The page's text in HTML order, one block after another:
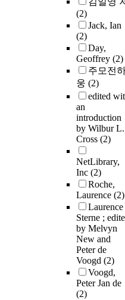
(2)
Jack, Ian
(2)
Day,
Geoffrey (2)
주모전
웅 (2)
edited
an
introduction
by Wilbur L.
Cross (2)
NetLibrary,
Inc (2)
Roche,
Laurence (2)
Laurence
Sterne ;
by Melvyn
New and
Peter de
Voogd (2)
Voogd,
Peter Jan de
(2)